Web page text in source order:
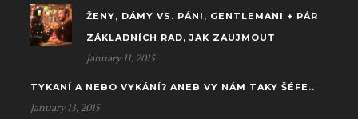
ŽENY, DÁMY VS. PÁNI, GENTLEMANI + PÁR
ZÁKLADNÍCH RAD, JAK ZAUJMOUT
January 11, 2015
TYKANÍ A NEBO VYKÁNÍ? ANEB VY NÁM TAKY ŠÉFE..
January 13, 2015